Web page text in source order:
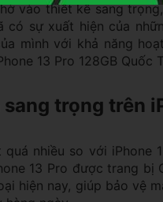
vào thiết kế sang
sự xuất hiện của
mình với khả năng
13 Pro 128GB Quốc
trọng trên
nhiều so với iPhone
13 Pro được trang bị
hiện nay, giúp bảo vệ